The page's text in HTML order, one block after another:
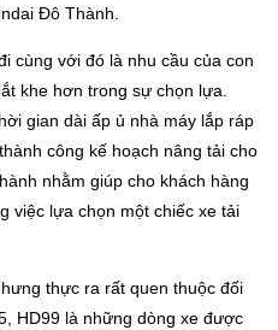
Đô Thành.
cùng với đó là nhu cầu của con
khe hơn trong sự chọn lựa.
gian dài ấp ủ nhà máy lắp ráp
công kế hoạch nâng tải cho
nhằm giúp cho khách hàng
việc lựa chọn một chiếc xe tải
thực ra rất quen thuộc đối
HD99 là những dòng xe được